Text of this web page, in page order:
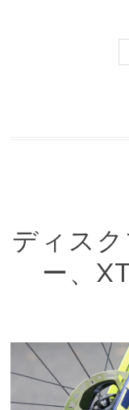
ディス
ー、